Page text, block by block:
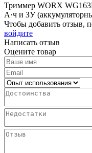
Триммер WORX
А·ч и ЗУ
Чтобы добавить отзыв,
войдите
Написать отзыв
Оцените товар